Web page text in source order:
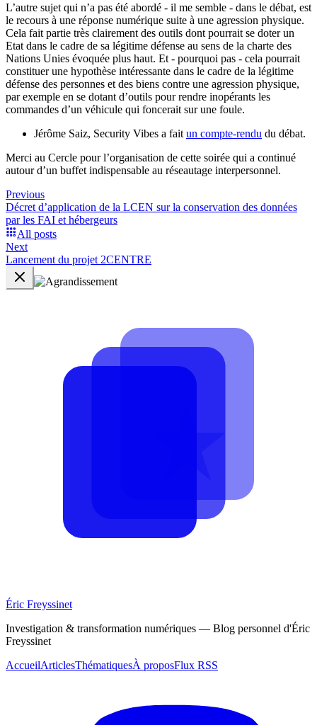
L’autre sujet qui n’a pas été abordé - il me semble - dans le débat, est
le recours à une réponse numérique suite à une agression physique.
Cela fait partie très clairement des outils dont pourrait se doter un
Etat dans le cadre de sa légitime défense au sens de la charte des
Nations Unies évoquée plus haut. Et - pourquoi pas - cela pourrait
constituer une hypothèse intéressante dans le cadre de la légitime
défense des personnes et des biens contre une agression physique,
par exemple en se dotant d’outils pour rendre inopérants les
commandes d’un véhicule qui foncerait sur une foule.
Jérôme Saiz, Security Vibes a fait un compte-rendu du débat.
Merci au Cercle pour l’organisation de cette soirée qui a continué
autour d’un buffet indispensable au réseautage interpersonnel.
Previous
Décret d’application de la LCEN sur la conservation des données
par les FAI et hébergeurs
All posts
Next
Lancement du projet 2CENTRE
Éric Freyssinet
Investigation & transformation numériques — Blog personnel d'Éric
Freyssinet
AccueilArticlesThématiquesÀ proposFlux RSS